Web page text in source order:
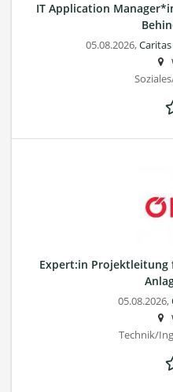
IT Application
05.08.2026,
Expert:in
05.08.2026,
Technik/